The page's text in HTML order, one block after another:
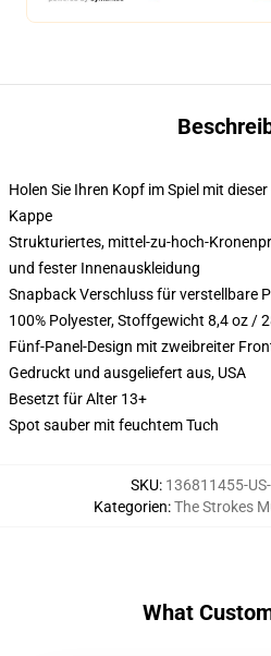
Holen Sie Ihren Kopf im Spiel mit
Kappe
Strukturiertes, mittel-zu-hoch-
und fester Innenauskleidung
Snapback Verschluss für verstellbare
100% Polyester, Stoffgewicht 8,4 oz /
Fünf-Panel-Design mit zweibreiter
Gedruckt und ausgeliefert aus, USA
Besetzt für Alter 13+
Spot sauber mit feuchtem Tuch
SKU: 136811455-
Kategorien:The Strokes
What